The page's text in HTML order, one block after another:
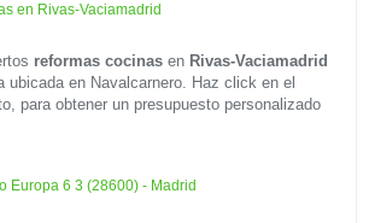
en Rivas-Vaciamadrid
reformas cocinas en Rivas-Vaciamadrid
ubicada en Navalcarnero. Haz click en el
para obtener un presupuesto personalizado
Europa 6 3 (28600) - Madrid